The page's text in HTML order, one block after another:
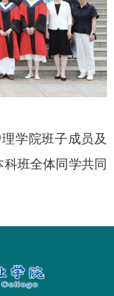
学院班子成员及
班全体同学共同